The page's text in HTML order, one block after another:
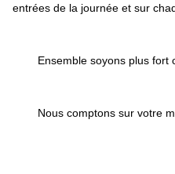
entrées de la journée et sur
Ensemble soyons plus fort
Nous comptons sur votre